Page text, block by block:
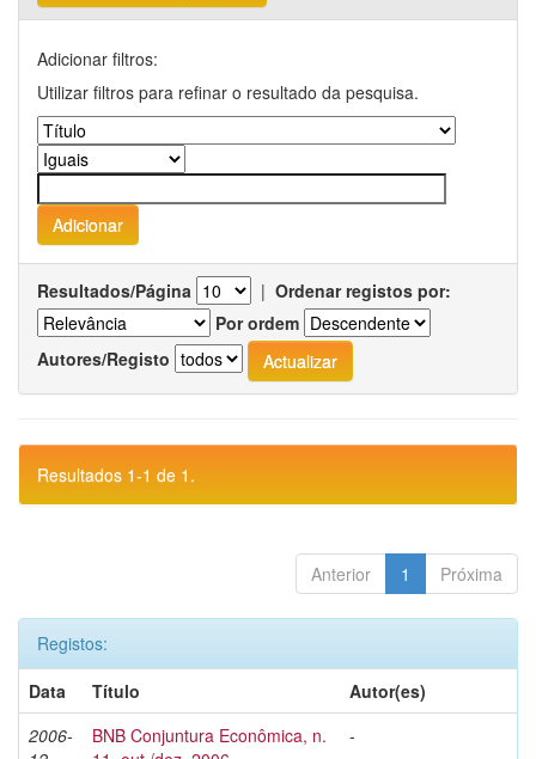
Adicionar filtros:
Utilizar filtros para refinar o resultado da pesquisa.
Resultados/Página | Ordenar registos por:
Por ordem
Autores/Registo
Resultados 1-1 de 1.
Anterior 1 Próxima
Registos:
Data
Título
Autor(es)
2006-
BNB Conjuntura Econômica, n.
-